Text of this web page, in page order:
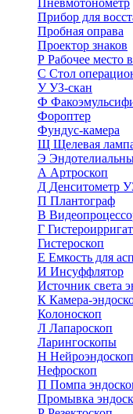
Пневмотонометр
Прибор для
Пробная оправа
Проектор знаков
Р Рабочее место
С Стол
УУЗ-скан
Ф
Фороптер
Фундус-камера
Щ Щелевая
Э
А Артроскоп
Д Денситометр
П Плантограф
В
Г
Гистероскоп
Е Емкость для
И Инсуффлятор
Источник света
К Камера-
Колоноскоп
Л Лапароскоп
Ларингоскопы
Н Нейроэндоскоп
Нефроскоп
П Помпа
Промывка